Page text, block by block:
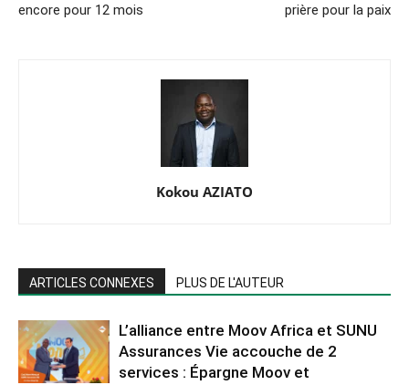
encore pour 12 mois
prière pour la paix
Kokou AZIATO
ARTICLES CONNEXES PLUS DE L'AUTEUR
L’alliance entre Moov Africa et SUNU
Assurances Vie accouche de 2
services : Épargne Moov et